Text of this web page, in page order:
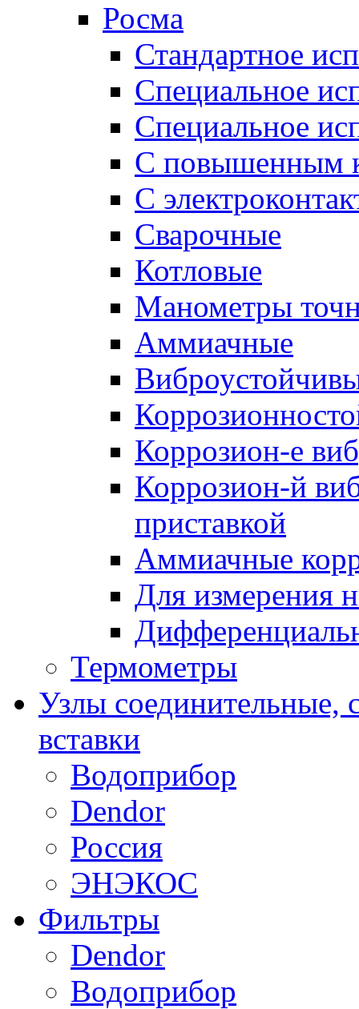
Росма
Стандартное
Специальное
Специальное
С повышенным
С
Cварочные
Котловые
Манометры
Аммиачные
Коррозион-е
Коррозион-й
приставкой
Аммиачные
Для измерения
Термометры
Узлы
вставки
Водоприбор
Dendor
Россия
ЭНЭКОС
Фильтры
Dendor
Водоприбор